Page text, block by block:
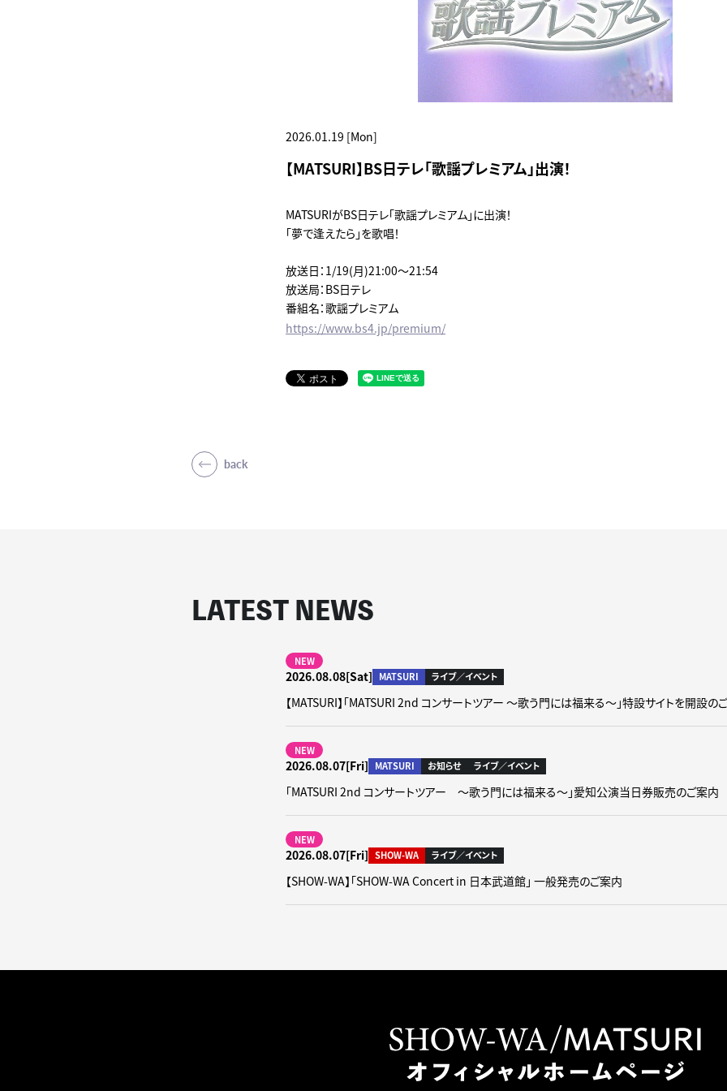
2026.01.19 [Mon]
【MATSURI】BS日テレ「歌謡プレミアム」出演！
MATSURIがBS日テレ「歌謡プレミアム」に出演！
「夢で逢えたら」を歌唱！
放送日：1/19(月)21:00～21:54
放送局：BS日テレ
番組名：歌謡プレミアム
https://www.bs4.jp/premium/
back
LATEST NEWS
NEW
2026.08.08[Sat] MATSURI ライブ／イベント
【MATSURI】「MATSURI 2nd コンサートツアー ～歌う門には福来る～」特設サイトを開設の
NEW
2026.08.07[Fri] MATSURI お知らせ ライブ／イベント
「MATSURI 2nd コンサートツアー ～歌う門には福来る～」愛知公演当日券販売のご案内
NEW
2026.08.07[Fri] SHOW-WA ライブ／イベント
【SHOW-WA】「SHOW-WA Concert in 日本武道館」 一般発売のご案内